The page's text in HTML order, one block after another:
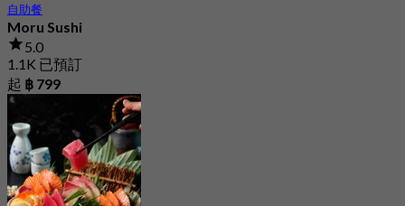
自助餐
Moru Sushi
5.0
1.1K 已預訂
起 ฿ 799